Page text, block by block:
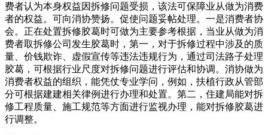
费者认为本身权益因拆修问题受损，该法可保障业从做为消费
者的权益。可向消协赞扬。促使问题妥帖处理。一是消费者协
会。正在处置拆修胶葛时可做为主要参考根据，当业从做为消
费者取拆修公司发生胶葛时，第一，对于拆修过程中涉及的质
量、价钱欺诈、虚假宣传等违法违规行为，通过司法路子处理
胶葛，可根据行业尺度对拆修问题进行评估和协调。消协做为
消费者权益的组织，能凭仗专业学问，例如，扶植行政从管部
分可根据建建相关律例进行办理和处置。第二，住建局能对拆
修工程质量、施工规范等方面进行监视办理，能对拆修胶葛进
行调整。